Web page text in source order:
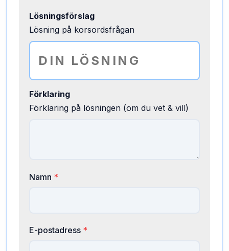
Lösningsförslag
Lösning på korsordsfrågan
Förklaring
Förklaring på lösningen (om du vet & vill)
Namn *
E-postadress *